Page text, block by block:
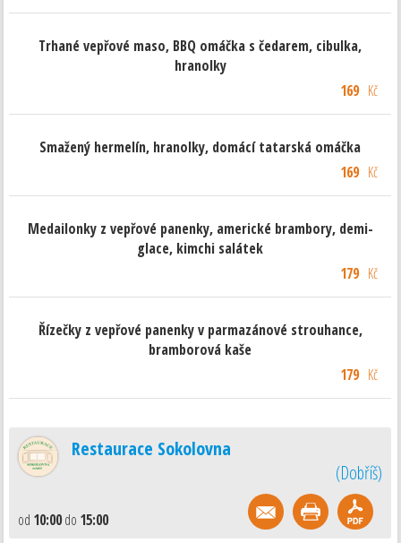
Trhané vepřové maso, BBQ omáčka s čedarem, cibulka,
hranolky
169Kč
Smažený hermelín, hranolky, domácí tatarská omáčka
169Kč
Medailonky z vepřové panenky, americké brambory, demi-
glace, kimchi salátek
179Kč
Řízečky z vepřové panenky v parmazánové strouhance,
bramborová kaše
179Kč
Restaurace Sokolovna
(Dobříš)
od 10:00do 15:00